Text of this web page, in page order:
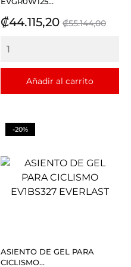
Precio
₡44.115,20 Precio
₡55.144,00
Añadir al carrito
ASIENTO DE GEL PARA
CICLISMO...
-20%